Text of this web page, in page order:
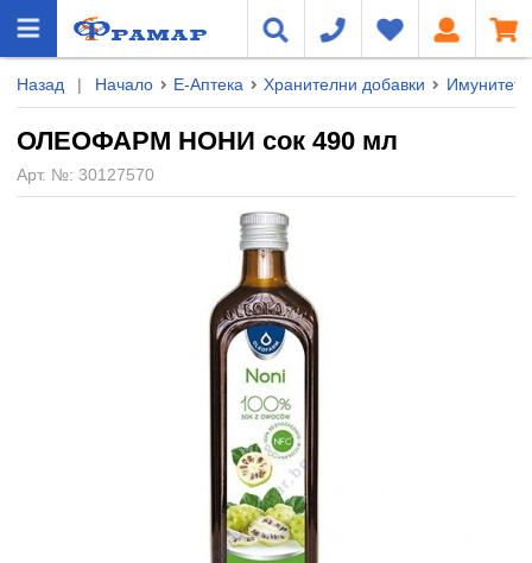
Назад | Начало Е-Аптека Хранителни добавки Имунитет
ОЛЕОФАРМ НОНИ сок 490 мл
Арт. №: 30127570